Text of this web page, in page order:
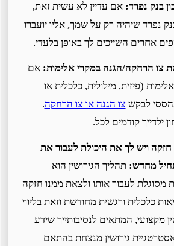
בנק נפרד:אם עדיין לא עשית זאת,
נפרד שיהיה רק על שמך, אליו יועברו
אחרים השייכים לך באופן בלעדי.
צו הרחקה/הגנה במקרי אלימות:אם
(פיזית, מילולית, כלכלית או
לבקשצו הגנה או צו הרחקה.
ילדייך קודמים לכל.
ויש לך את היכולת לעבור את
מחדש:תהליך הגירושין הוא
לעבור אותו ולצאת ממנו חזקה
כלכלית ורגשית מחודשת וזאת בליווי
מקצועי, המתאים לנסיבותייך שידע
גירושין מנצחת בהתאם